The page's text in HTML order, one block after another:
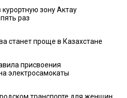
зону Актау
раз
станет проще в Казахстане
присвоения
электросамокаты
транспорте для женщин